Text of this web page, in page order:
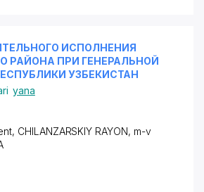
ИСПОЛНЕНИЯ
РАЙОНА ПРИ ГЕНЕРАЛЬНОЙ
УЗБЕКИСТАН
yana
CHILANZARSKIY RAYON, m-v